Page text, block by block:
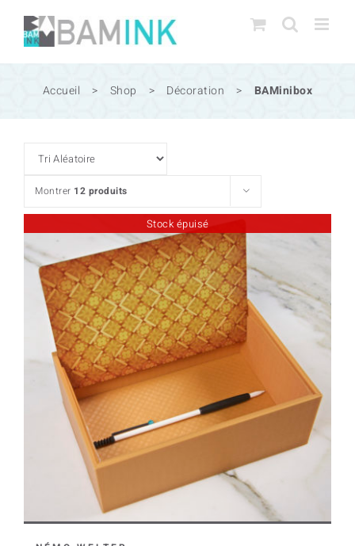
Passer
contenu
Accueil > Shop > Décoration > BAMinibox
Montrer 12 produits
Stock épuisé